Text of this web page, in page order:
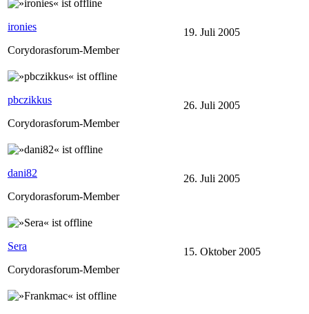
ironies
Corydorasforum-Member
19. Juli 2005
pbczikkus
Corydorasforum-Member
26. Juli 2005
dani82
Corydorasforum-Member
26. Juli 2005
Sera
Corydorasforum-Member
15. Oktober 2005